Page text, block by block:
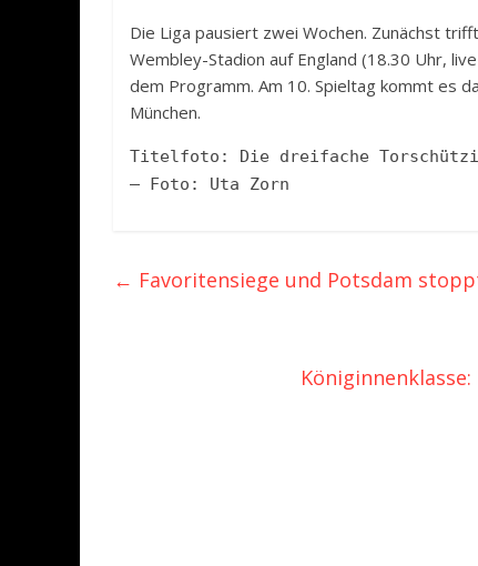
Die Liga pausiert zwei Wochen. Zunächst
Wembley-Stadion auf England (18.30 Uhr,
dem Programm. Am 10. Spieltag kommt es
München.
Titelfoto: Die dreifache
– Foto: Uta Zorn
← Favoritensiege und Potsdam